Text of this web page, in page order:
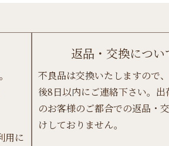
用に
返品・交換につい
不良品は交換いたしますので
後8日以内にご連絡下さい。出
のお客様のご都合での返品・
けしておりません。